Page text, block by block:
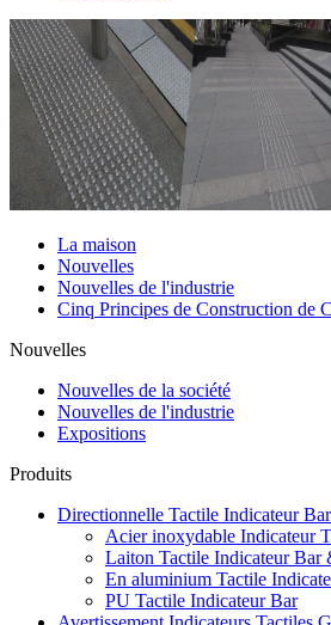
La maison
Nouvelles
Nouvelles de l'industrie
Cinq Principes de Construction de
Nouvelles
Nouvelles de la société
Nouvelles de l'industrie
Expositions
Produits
Directionnelle Tactile Indicateur
Acier inoxydable Indicateur
Laiton Tactile Indicateur Bar
En aluminium Tactile
PU Tactile Indicateur Bar